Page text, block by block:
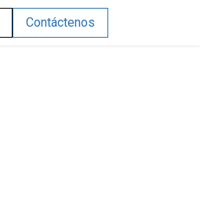
Contáctenos